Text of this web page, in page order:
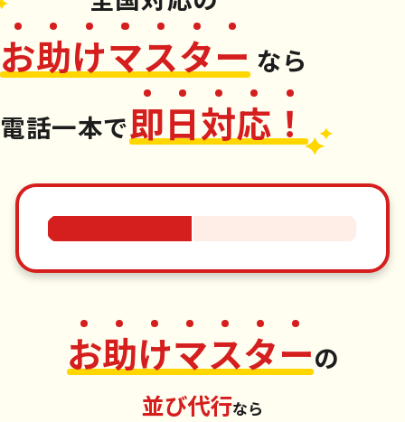
お助けマスター なら
電話一本で即日対応 ！
お助けマスターの
並び代行なら